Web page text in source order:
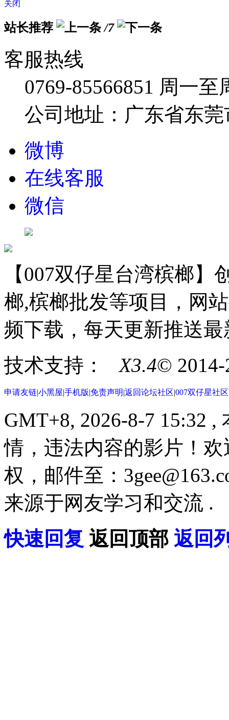
关闭
站长推荐 /7
客服热线
0769-85566851 周一至
公司地址：广东省东
微博
在线客服
微信
【007双仔星台湾槟榔
榔,槟榔批发等项目，网
频下载，每天更新推送
技术支持：
X3.4©
申请友链|小黑屋|手机版|免责声明|返回论坛社区|007双仔星社
GMT+8, 2026-8-7 15:32 ,
情，违法内容的影片！
权，邮件至：
来源于网友学习和交流 .
快速回复 返回顶部 返回